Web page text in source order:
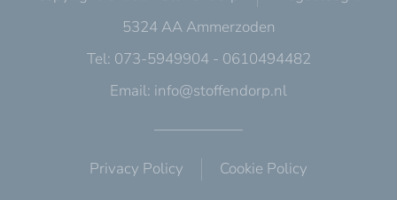
5324 AA Ammerzoden
Tel: 073-5949904 - 0610494482
Email: info@stoffendorp.nl
Privacy Policy Cookie Policy